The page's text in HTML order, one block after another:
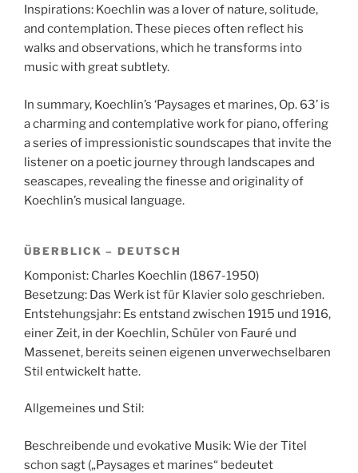
Inspirations: Koechlin was a lover of nature, solitude,
and contemplation. These pieces often reflect his
walks and observations, which he transforms into
music with great subtlety.
In summary, Koechlin’s ‘Paysages et marines, Op. 63’ is
a charming and contemplative work for piano, offering
a series of impressionistic soundscapes that invite the
listener on a poetic journey through landscapes and
seascapes, revealing the finesse and originality of
Koechlin’s musical language.
ÜBERBLICK – DEUTSCH
Komponist: Charles Koechlin (1867-1950)
Besetzung: Das Werk ist für Klavier solo geschrieben.
Entstehungsjahr: Es entstand zwischen 1915 und 1916,
einer Zeit, in der Koechlin, Schüler von Fauré und
Massenet, bereits seinen eigenen unverwechselbaren
Stil entwickelt hatte.
Allgemeines und Stil:
Beschreibende und evokative Musik: Wie der Titel
schon sagt („Paysages et marines“ bedeutet